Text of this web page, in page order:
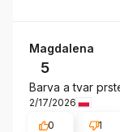
Magdalena
5
Barva a tvar
2/17/2026
0
1